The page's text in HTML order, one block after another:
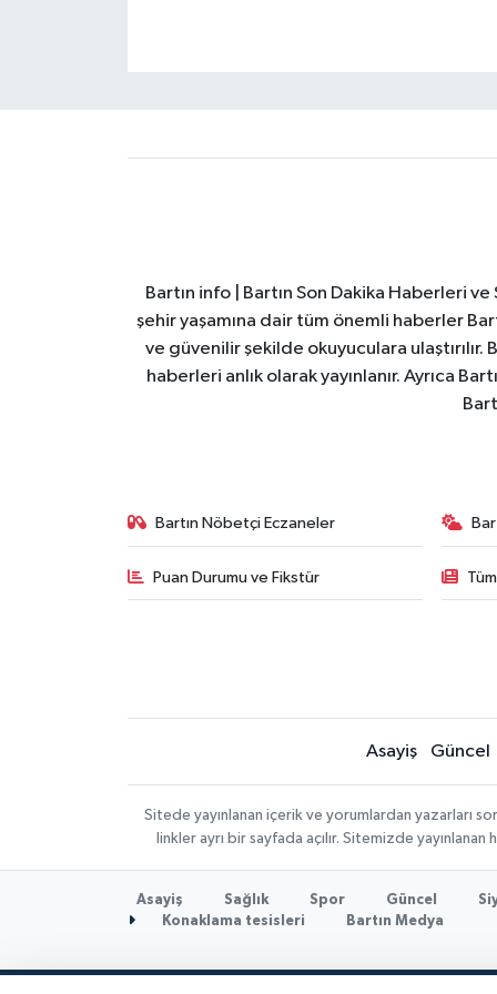
Bartın info | Bartın Son Dakika Haberleri
şehir yaşamına dair tüm önemli haberler
ve güvenilir şekilde okuyuculara
haberleri anlık olarak yayınlanır. Ayrıca
Bartın Nöbetçi Eczaneler
Puan Durumu ve Fikstür
Asayiş Güncel
Sitede yayınlanan içerik ve yorumlardan yazarları
linkler ayrı bir sayfada açılır. Sitemizde
Asayiş Sağlık Spor Güncel
Konaklama tesisleri
Bartın Medya